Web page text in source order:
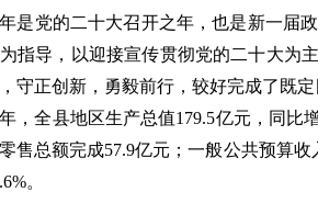
年是党的二十大召开之年 ，也是新一届
指导，
以迎接宣传贯彻党的二十大为
守正创新，勇毅前行， 较好完成了既
，全县地区生产总值179.5亿元，同比
售总额完成57.9亿元；一般公共预算收
6%。